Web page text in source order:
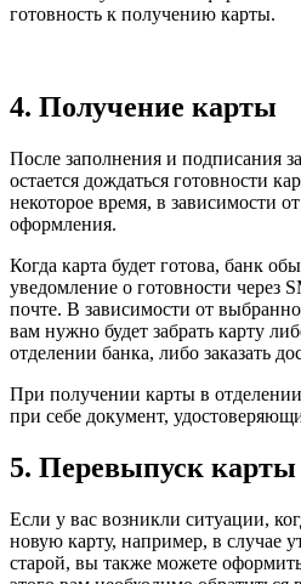
готовность к получению карты.
4. Получение карты
После заполнения и подписания
остается дождаться готовности
некоторое время, в зависимости
оформления.
Когда карта будет готова, банк
уведомление о готовности через
почте. В зависимости от
вам нужно будет забрать карту
отделении банка, либо заказать
При получении карты в
при себе документ,
5. Перевыпуск карты
Если у вас возникли ситуации,
новую карту, например, в случае
старой, вы также можете